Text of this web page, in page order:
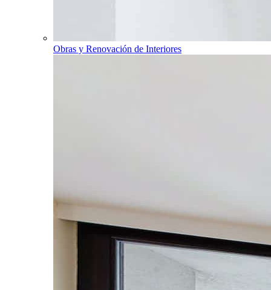
Obras y Renovación de Interiores